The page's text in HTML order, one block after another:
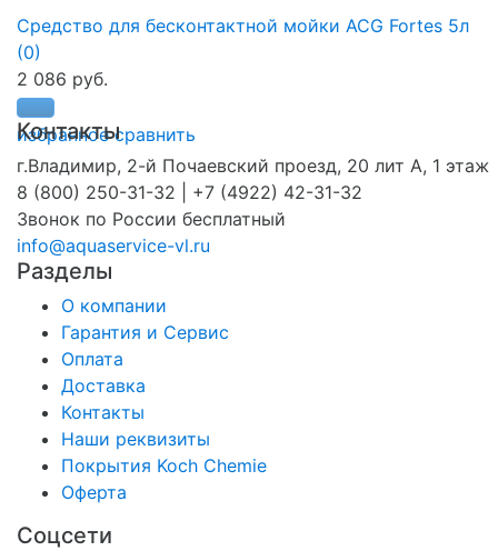
избранное сравнить
Средство для бесконтактной мойки ACG Fortes 5л
(0)
2 086 руб.
Контакты
г.Владимир, 2-й Почаевский проезд, 20 лит А, 1 этаж
8 (800) 250-31-32 | +7 (4922) 42-31-32
Звонок по России бесплатный
info@aquaservice-vl.ru
Разделы
О компании
Гарантия и Сервис
Оплата
Доставка
Контакты
Наши реквизиты
Покрытия Koch Chemie
Оферта
Соцсети